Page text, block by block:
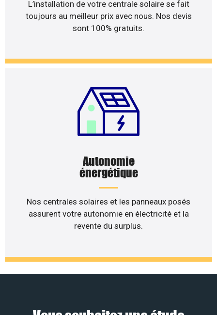
L’installation de votre centrale solaire se fait
toujours au meilleur prix avec nous. Nos devis
sont 100% gratuits.
Autonomie
énergétique
Nos centrales solaires et les panneaux posés
assurent votre autonomie en électricité et la
revente du surplus.